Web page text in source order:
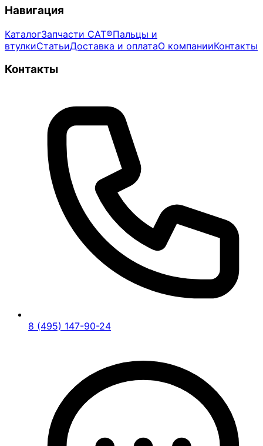
Навигация
КаталогЗапчасти CAT®Пальцы и
втулкиСтатьиДоставка и оплатаО компанииКонтакты
Контакты
8 (495) 147-90-24